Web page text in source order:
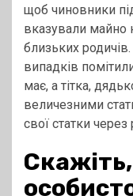
щоб чиновники
вказували майно
близьких
випадків
має, а тітка,
величезними
свої статки через